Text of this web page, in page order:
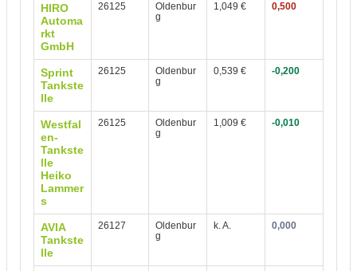
HIRO
Automa
rkt
GmbH
26125
Oldenbur
g
1,049 € 0,500
Sprint
Tankste
lle
26125
Oldenbur
g
0,539 € -0,200
Westfal
en-
Tankste
lle
Heiko
Lammer
s
26125
Oldenbur
g
1,009 € -0,010
AVIA
Tankste
lle
26127
Oldenbur
g
k. A. 0,000